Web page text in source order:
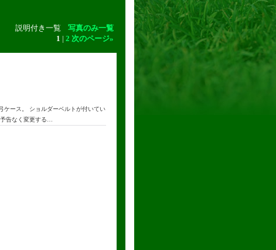
説明付き一覧 写真のみ一覧
1 | 2 次のページ»
ケース。 ショルダーベルトが付いてい
告なく変更する…